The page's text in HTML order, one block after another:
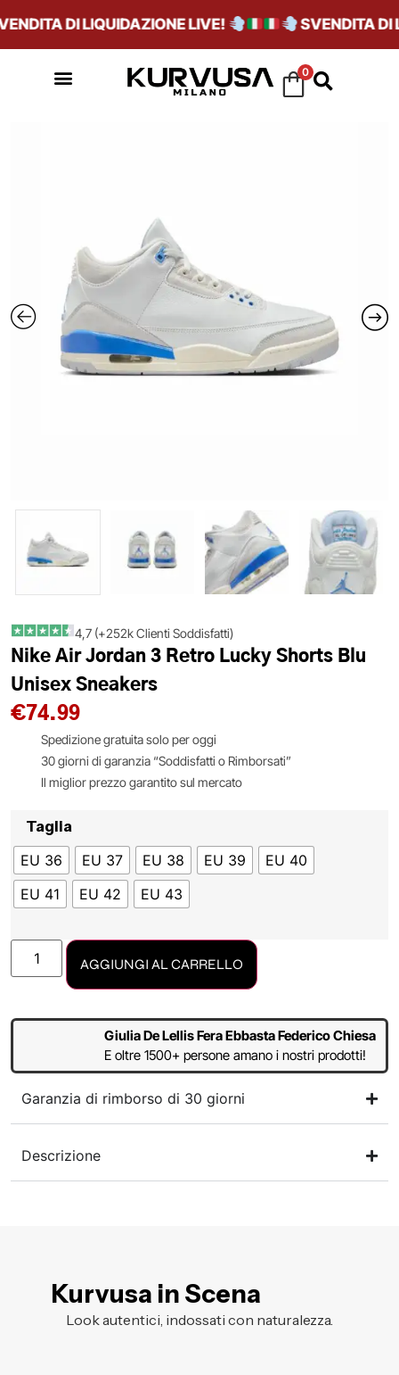
DI LIQUIDAZIONE LIVE! SVENDITA DI
0
4,7 (+252k Clienti Soddisfatti)
Nike Air Jordan 3 Retro Lucky Shorts Blu
Unisex Sneakers
€74.99
Spedizione gratuita solo per oggi
30 giorni di garanzia “Soddisfatti o Rimborsati”
Il miglior prezzo garantito sul mercato
Taglia
EU 36
EU 37 EU 38 EU 39
EU 40
EU 41
EU 42 EU 43
AGGIUNGI AL CARRELLO
Giulia De Lellis Fera Ebbasta Federico Chiesa
E oltre 1500+ persone amano i nostri prodotti!
Garanzia di rimborso di 30 giorni
Descrizione
Kurvusa in Scena
Look autentici, indossati con naturalezza.